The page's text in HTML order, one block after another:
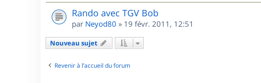
Rando avec TGV Bob
par Neyod80 » 19 févr. 2011, 12:51
Nouveau sujet
Revenir à l’accueil du forum